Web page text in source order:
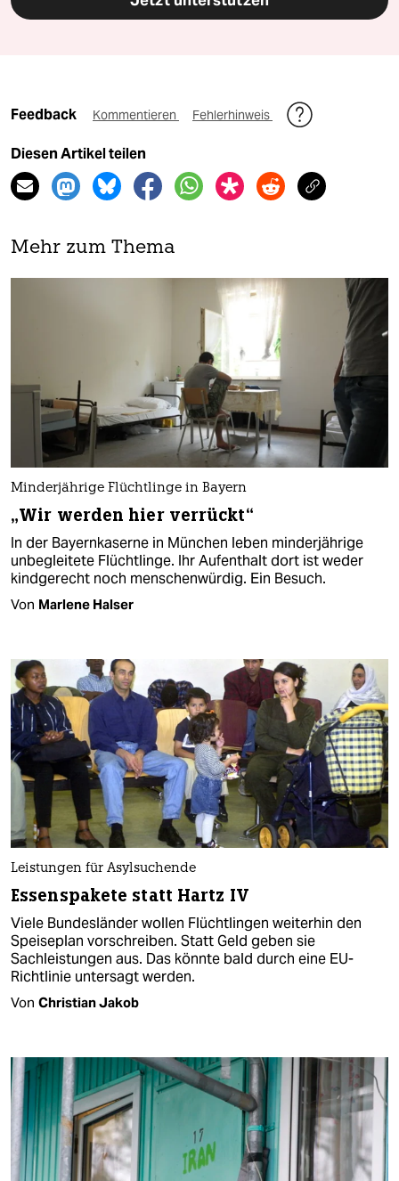
Feedback Kommentieren Fehlerhinweis
Diesen Artikel teilen
Mehr zum Thema
Minderjährige Flüchtlinge in Bayern
„Wir werden hier verrückt“
In der Bayernkaserne in München leben minderjährige
unbegleitete Flüchtlinge. Ihr Aufenthalt dort ist weder
kindgerecht noch menschenwürdig. Ein Besuch.
Von Marlene Halser
Leistungen für Asylsuchende
Essenspakete statt Hartz IV
Viele Bundesländer wollen Flüchtlingen weiterhin den
Speiseplan vorschreiben. Statt Geld geben sie
Sachleistungen aus. Das könnte bald durch eine EU-
Richtlinie untersagt werden.
Von Christian Jakob